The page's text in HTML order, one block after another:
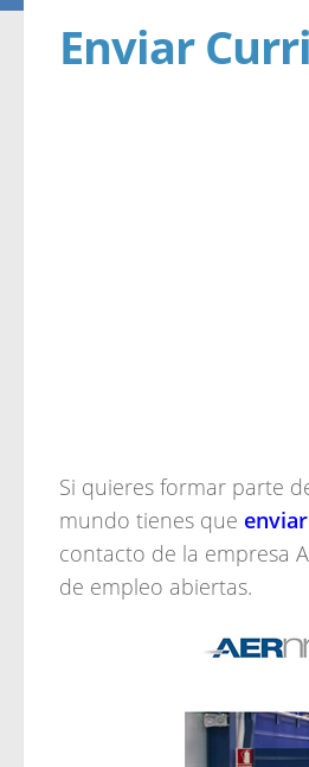
Enviar
Si quieres formar parte
mundo tienes que
contacto de la empresa
de empleo abiertas.